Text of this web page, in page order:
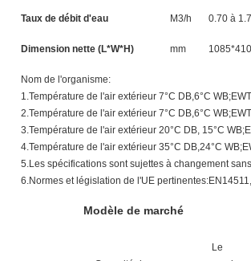
Taux de débit d'eau M3/h 0.70 à
Dimension nette (L*W*H) mm
Nom de l'organisme:
1.Température de l'air extérieur 7°C DB,6°C WB;EWT
2.Température de l'air extérieur 7°C DB,6°C
3.Température de l'air extérieur 20°C DB, 15°C
4.Température de l'air extérieur 35°C DB,24°C
5.Les spécifications sont sujettes à changement
6.Normes et législation de l'UE
Modèle de marché
Le